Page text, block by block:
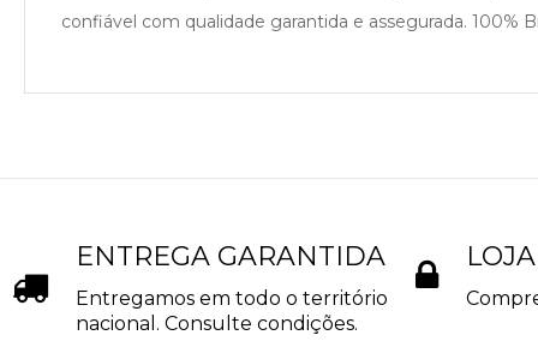
confiável com qualidade garantida e assegurada. 100%
ENTREGA GARANTIDA
Entregamos em todo o território
nacional. Consulte condições.